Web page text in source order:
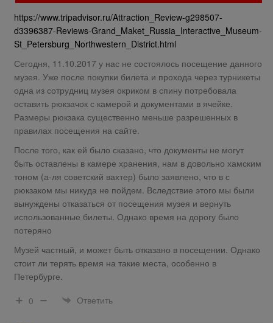
https://www.tripadvisor.ru/Attraction_Review-g298507-
d3396387-Reviews-Grand_Maket_Russia_Interactive_Museum-
St_Petersburg_Northwestern_District.html
Сегодня, 11.10.2017 у нас не состоялось посещение данного
музея. Уже после покупки билета и прохода через турникеты
одна из сотрудниц музея окриком в спину потребовала
оставить рюкзачок с камерой и документами в ячейке.
Размеры рюкзака существенно меньше разрешенных в
правилах посещения на сайте.
После того, как ей было сказано, что документы не могут
быть оставлены в камере хранения, нам в довольно хамским
тоном (а-ля советский вахтер) было заявлено, что в с
рюкзаком мы никуда не пойдем. Вследствие этого мы были
вынуждены отказаться от посещения музея и вернуть
использованные билеты. Однако время на дорогу было
потеряно
Музей частный, и может быть отказано в посещении. Однако
стоит ли терять время на такие места, особенно в
Петербурге.
0
Ответить